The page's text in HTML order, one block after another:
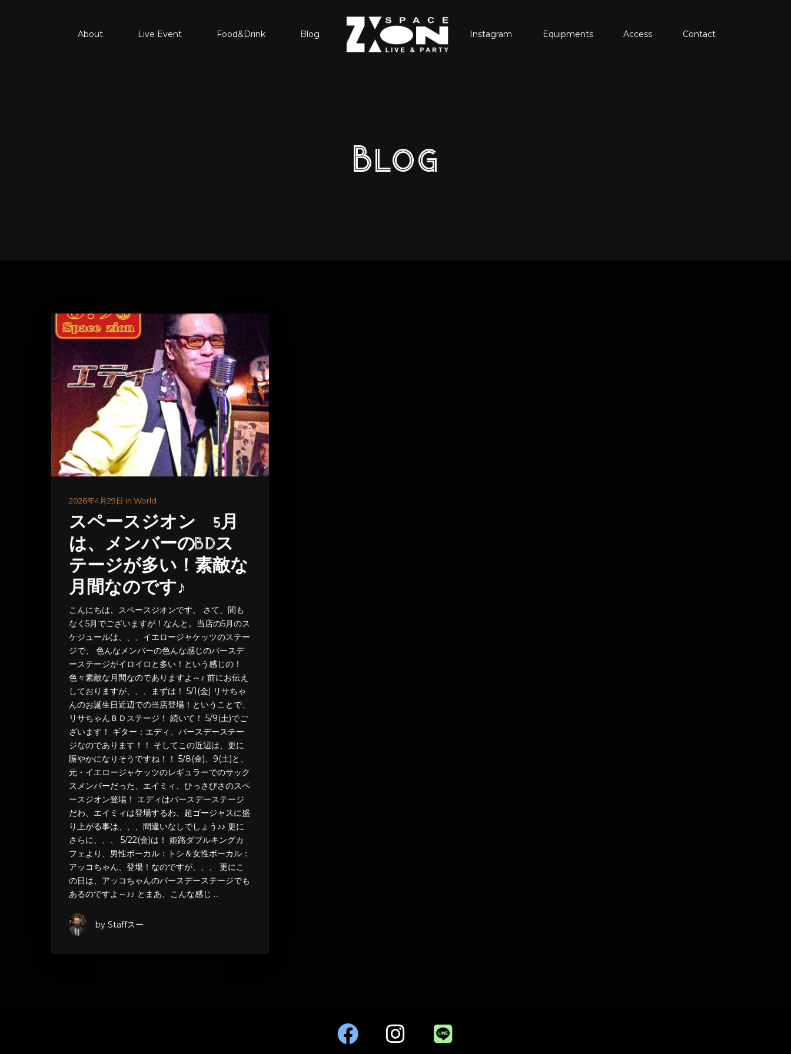
About Live Event Food&Drink Blog Instagram Equipments Access Contact
Blog
2026年4月29日 in World
スペースジオン 5月
は、メンバーのBDス
テージが多い！素敵な
月間なのです♪
こんにちは、スペースジオンです。 さて、間も
なく5月でございますが！なんと。当店の5月のス
ケジュールは、、、イエロージャケッツのステー
ジで、 色んなメンバーの色んな感じのバースデ
ーステージがイロイロと多い！という感じの！
色々素敵な月間なのでありますよ～♪ 前にお伝え
しておりますが、、、まずは！ 5/1(金) リサちゃ
んのお誕生日近辺での当店登場！ということで、
リサちゃんＢＤステージ！ 続いて！ 5/9(土)でご
ざいます！ ギター：エディ、バースデーステー
ジなのであります！！ そしてこの近辺は、更に
賑やかになりそうですね！！ 5/8(金)、9(土)と、
元・イエロージャケッツのレギュラーでのサック
スメンバーだった、エイミィ、ひっさびさのスペ
ースジオン登場！ エディはバースデーステージ
だわ、エイミィは登場するわ、超ゴージャスに盛
り上がる事は、、、間違いなしでしょう♪♪ 更に
さらに、、、 5/22(金)は！ 姫路ダブルキングカ
フェより、男性ボーカル：トシ＆女性ボーカル：
アッコちゃん、登場！なのですが、、、 更にこ
の日は、アッコちゃんのバースデーステージでも
あるのですよ～♪♪ とまあ、こんな感じ …
by Staffスー